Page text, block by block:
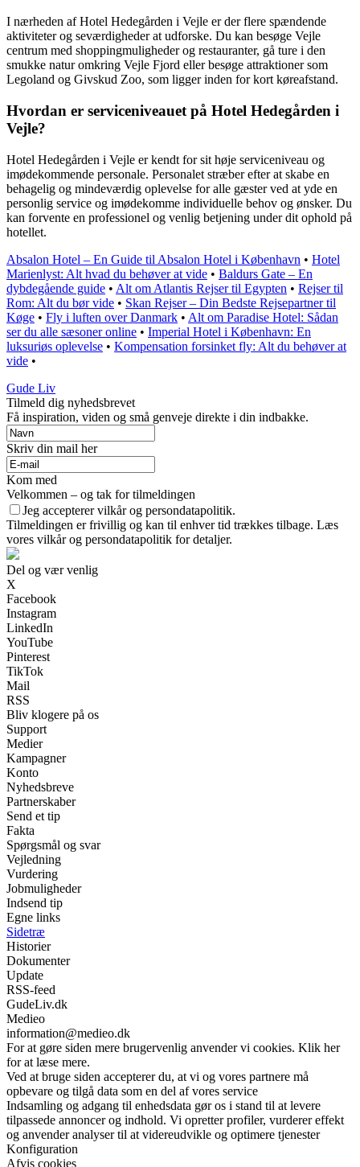
I nærheden af Hotel Hedegården i Vejle er der flere spændende
aktiviteter og seværdigheder at udforske. Du kan besøge Vejle
centrum med shoppingmuligheder og restauranter, gå ture i den
smukke natur omkring Vejle Fjord eller besøge attraktioner som
Legoland og Givskud Zoo, som ligger inden for kort køreafstand.
Hvordan er serviceniveauet på Hotel Hedegården i
Vejle?
Hotel Hedegården i Vejle er kendt for sit høje serviceniveau og
imødekommende personale. Personalet stræber efter at skabe en
behagelig og mindeværdig oplevelse for alle gæster ved at yde en
personlig service og imødekomme individuelle behov og ønsker. Du
kan forvente en professionel og venlig betjening under dit ophold på
hotellet.
Absalon Hotel – En Guide til Absalon Hotel i København • Hotel
Marienlyst: Alt hvad du behøver at vide • Baldurs Gate – En
dybdegående guide • Alt om Atlantis Rejser til Egypten • Rejser til
Rom: Alt du bør vide • Skan Rejser – Din Bedste Rejsepartner til
Køge • Fly i luften over Danmark • Alt om Paradise Hotel: Sådan
ser du alle sæsoner online • Imperial Hotel i København: En
luksuriøs oplevelse • Kompensation forsinket fly: Alt du behøver at
vide •
Gude Liv
Tilmeld dig nyhedsbrevet
Få inspiration, viden og små genveje direkte i din indbakke.
Skriv din mail her
Kom med
Velkommen – og tak for tilmeldingen
Jeg accepterer vilkår og persondatapolitik.
Tilmeldingen er frivillig og kan til enhver tid trækkes tilbage. Læs
vores vilkår og persondatapolitik for detaljer.
Del og vær venlig
X
Facebook
Instagram
LinkedIn
YouTube
Pinterest
TikTok
Mail
RSS
Bliv klogere på os
Support
Medier
Kampagner
Konto
Nyhedsbreve
Partnerskaber
Send et tip
Fakta
Spørgsmål og svar
Vejledning
Vurdering
Jobmuligheder
Indsend tip
Egne links
Sidetræ
Historier
Dokumenter
Update
RSS-feed
GudeLiv.dk
Medieo
information@medieo.dk
For at gøre siden mere brugervenlig anvender vi cookies. Klik her
for at læse mere.
Ved at bruge siden accepterer du, at vi og vores partnere må
opbevare og tilgå data som en del af vores service
Indsamling og adgang til enhedsdata gør os i stand til at levere
tilpassede annoncer og indhold. Vi opretter profiler, vurderer effekt
og anvender analyser til at videreudvikle og optimere tjenester
Konfiguration
Afvis cookies